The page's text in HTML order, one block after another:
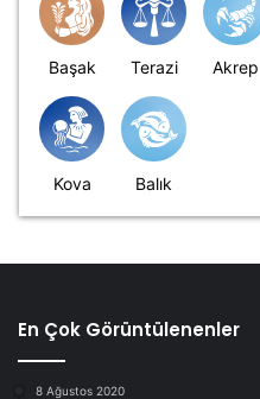
Başak Terazi Akrep
Kova Balık
En Çok Görüntülenenler
8 Ağustos 2020